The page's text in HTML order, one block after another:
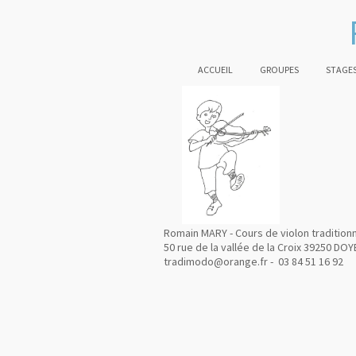
ACCUEIL GROUPES
Romain MARY - Cours de violon
50 rue de la vallée de la Croix 39250
tradimodo@orange.fr - 03 84 51 16 92